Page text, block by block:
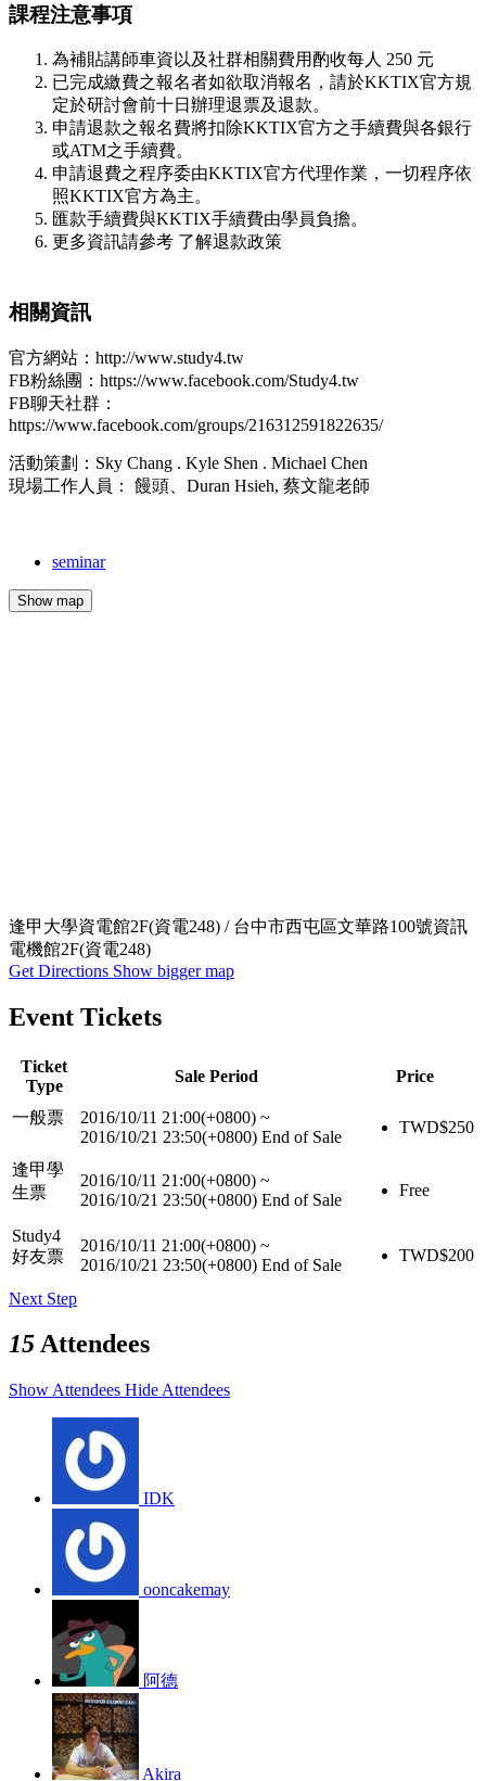
課程注意事項
為補貼講師車資以及社群相關費用酌收每人 250 元
已完成繳費之報名者如欲取消報名，請於KKTIX官方規
定於研討會前十日辦理退票及退款。
申請退款之報名費將扣除KKTIX官方之手續費與各銀行
或ATM之手續費。
申請退費之程序委由KKTIX官方代理作業，一切程序依
照KKTIX官方為主。
匯款手續費與KKTIX手續費由學員負擔。
更多資訊請參考 了解退款政策
相關資訊
官方網站：http://www.study4.tw
FB粉絲團：https://www.facebook.com/Study4.tw
FB聊天社群：
https://www.facebook.com/groups/216312591822635/
活動策劃：Sky Chang . Kyle Shen . Michael Chen
現場工作人員： 饅頭、Duran Hsieh, 蔡文龍老師
seminar
Show map
逢甲大學資電館2F(資電248) / 台中市西屯區文華路100號資訊
電機館2F(資電248)
Get Directions Show bigger map
Event Tickets
Ticket
Type
Sale Period Price
一般票 2016/10/11 21:00(+0800) ~
2016/10/21 23:50(+0800) End of Sale
TWD$250
逢甲學
生票
2016/10/11 21:00(+0800) ~
2016/10/21 23:50(+0800) End of Sale
Free
Study4
好友票
2016/10/11 21:00(+0800) ~
2016/10/21 23:50(+0800) End of Sale
TWD$200
Next Step
15Attendees
Show Attendees Hide Attendees
IDK
ooncakemay
阿德
Akira